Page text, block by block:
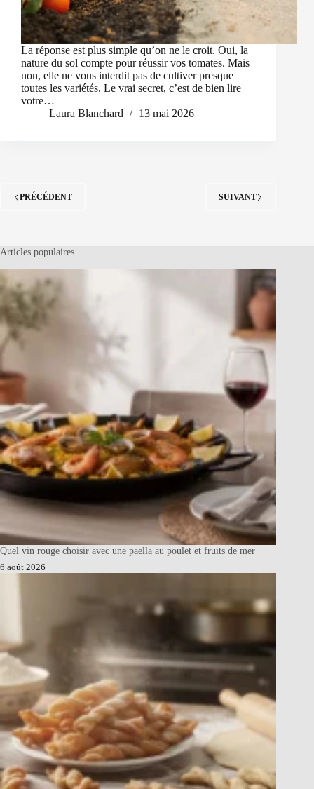
La réponse est plus simple qu’on ne le croit. Oui, la
nature du sol compte pour réussir vos tomates. Mais
non, elle ne vous interdit pas de cultiver presque
toutes les variétés. Le vrai secret, c’est de bien lire
votre…
Laura Blanchard
13 mai 2026
PRÉCÉDENT SUIVANT
Articles populaires
Quel vin rouge choisir avec une paella au poulet et fruits de mer
6 août 2026